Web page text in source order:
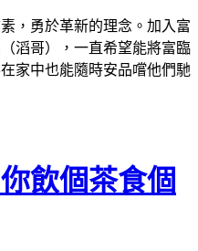
，勇於革新的理念。加入富
滔哥），一直希望能將富臨
家中也能隨時安品嚐他們馳
飲個茶食個